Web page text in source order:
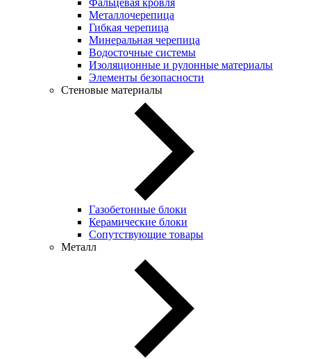
Металлочерепица
Гибкая черепица
Минеральная черепица
Водосточные системы
Изоляционные и рулонные материалы
Элементы безопасности
Стеновые материалы
Газобетонные блоки
Керамические блоки
Сопутствующие товары
Металл